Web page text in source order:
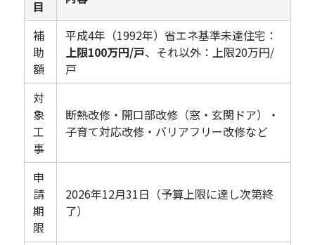
目
補
助
額
平成4年（1992年）省エネ基準未達住宅：
上限100万円/戸、それ以外：上限20万円/
戸
対
象
工
事
断熱改修・開口部改修（窓・玄関ドア）・
子育て対応改修・バリアフリー改修など
申
請
期
限
2026年12月31日（予算上限に達し次第終
了）